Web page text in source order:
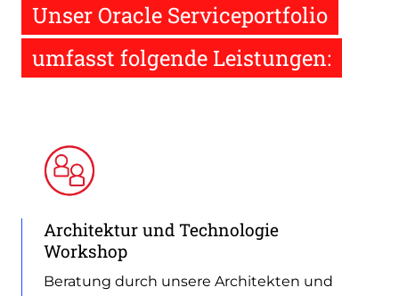
Unser Oracle Serviceportfolio
umfasst folgende Leistungen:
Architektur und Technologie
Workshop
Beratung durch unsere Architekten und